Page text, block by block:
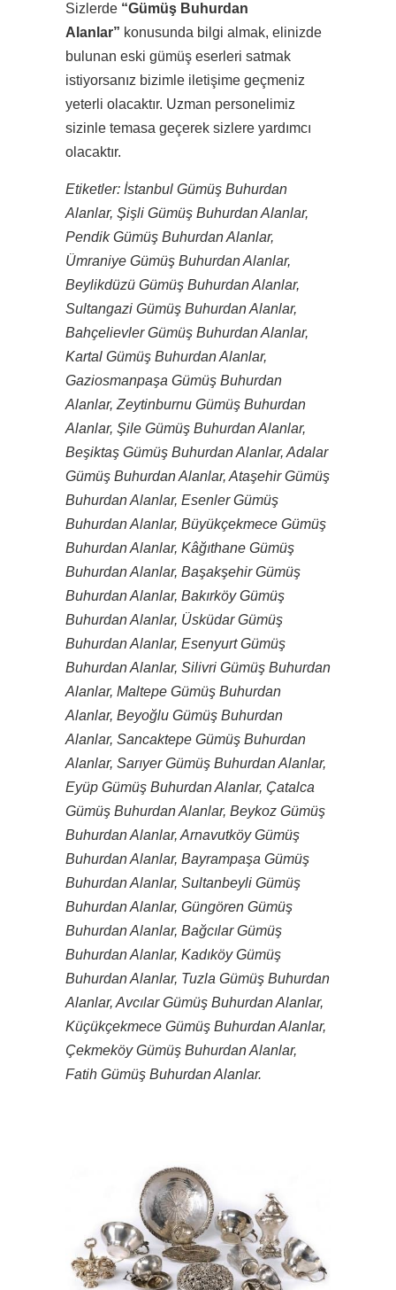
Sizlerde “Gümüş Buhurdan
Alanlar” konusunda bilgi almak, elinizde
bulunan eski gümüş eserleri satmak
istiyorsanız bizimle iletişime geçmeniz
yeterli olacaktır. Uzman personelimiz
sizinle temasa geçerek sizlere yardımcı
olacaktır.
Etiketler: İstanbul Gümüş Buhurdan
Alanlar, Şişli Gümüş Buhurdan Alanlar,
Pendik Gümüş Buhurdan Alanlar,
Ümraniye Gümüş Buhurdan Alanlar,
Beylikdüzü Gümüş Buhurdan Alanlar,
Sultangazi Gümüş Buhurdan Alanlar,
Bahçelievler Gümüş Buhurdan Alanlar,
Kartal Gümüş Buhurdan Alanlar,
Gaziosmanpaşa Gümüş Buhurdan
Alanlar, Zeytinburnu Gümüş Buhurdan
Alanlar, Şile Gümüş Buhurdan Alanlar,
Beşiktaş Gümüş Buhurdan Alanlar, Adalar
Gümüş Buhurdan Alanlar, Ataşehir Gümüş
Buhurdan Alanlar, Esenler Gümüş
Buhurdan Alanlar, Büyükçekmece Gümüş
Buhurdan Alanlar, Kâğıthane Gümüş
Buhurdan Alanlar, Başakşehir Gümüş
Buhurdan Alanlar, Bakırköy Gümüş
Buhurdan Alanlar, Üsküdar Gümüş
Buhurdan Alanlar, Esenyurt Gümüş
Buhurdan Alanlar, Silivri Gümüş Buhurdan
Alanlar, Maltepe Gümüş Buhurdan
Alanlar, Beyoğlu Gümüş Buhurdan
Alanlar, Sancaktepe Gümüş Buhurdan
Alanlar, Sarıyer Gümüş Buhurdan Alanlar,
Eyüp Gümüş Buhurdan Alanlar, Çatalca
Gümüş Buhurdan Alanlar, Beykoz Gümüş
Buhurdan Alanlar, Arnavutköy Gümüş
Buhurdan Alanlar, Bayrampaşa Gümüş
Buhurdan Alanlar, Sultanbeyli Gümüş
Buhurdan Alanlar, Güngören Gümüş
Buhurdan Alanlar, Bağcılar Gümüş
Buhurdan Alanlar, Kadıköy Gümüş
Buhurdan Alanlar, Tuzla Gümüş Buhurdan
Alanlar, Avcılar Gümüş Buhurdan Alanlar,
Küçükçekmece Gümüş Buhurdan Alanlar,
Çekmeköy Gümüş Buhurdan Alanlar,
Fatih Gümüş Buhurdan Alanlar.